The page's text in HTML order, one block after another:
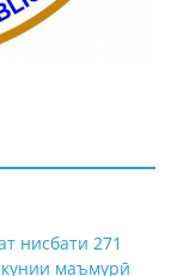
нисбати 271
маъмурӣ